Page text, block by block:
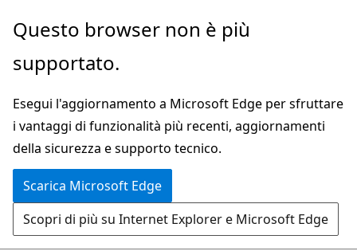
Ignora
passa
contenuto
principale
Questo browser non è più
supportato.
Esegui l'aggiornamento a Microsoft Edge per sfruttare
i vantaggi di funzionalità più recenti, aggiornamenti
della sicurezza e supporto tecnico.
Scarica Microsoft Edge
Scopri di più su Internet Explorer e Microsoft Edge